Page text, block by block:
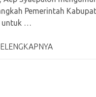
Pemerintah
untuk …